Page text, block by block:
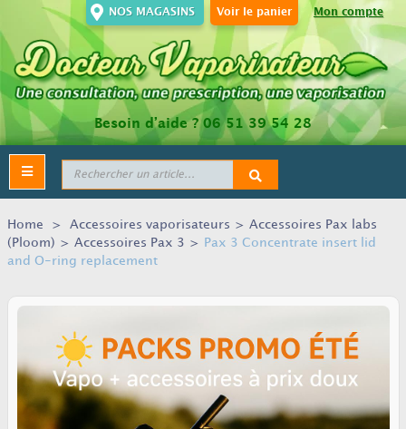
Mon compte
Voir le panier
NOS MAGASINS
Besoin d’aide ?06 51 39 54 28
Toggle
navigation
Home > Accessoires vaporisateurs > Accessoires Pax labs
(Ploom) > Accessoires Pax 3 >
Pax 3 Concentrate insert lid
and O-ring replacement